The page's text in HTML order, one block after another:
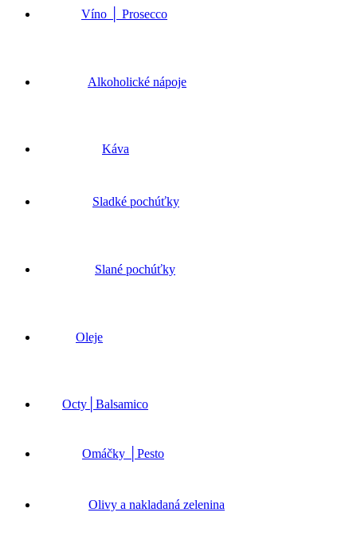
Víno │ Prosecco
Alkoholické nápoje
Káva
Sladké pochúťky
Slané pochúťky
Oleje
Octy│Balsamico
Omáčky │Pesto
Olivy a nakladaná zelenina